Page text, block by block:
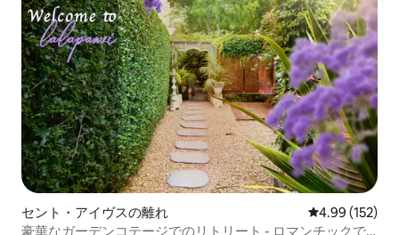
セント・アイヴスの離れ レビュー152
4.99 (152)
豪華なガーデンコテージでのリトリート - ロマンチックで